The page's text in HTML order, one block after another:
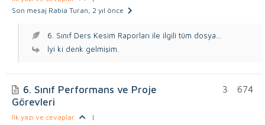
Son mesaj Rabia Turan, 2 yıl önce
6. Sınıf Ders Kesim Raporları ile ilgili tüm dosya...
İyi ki denk gelmişim.
6. Sınıf Performans ve Proje
Görevleri
İlk yazı ve cevaplar
|
674
3